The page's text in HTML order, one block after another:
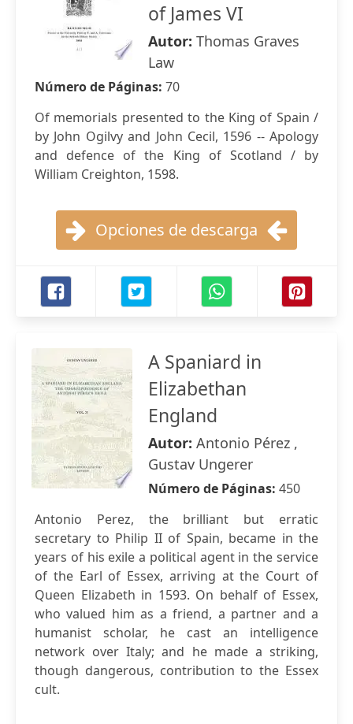
of James VI
Autor: Thomas Graves
Law
Número de Páginas: 70
Of memorials presented to the King of Spain /
by John Ogilvy and John Cecil, 1596 -- Apology
and defence of the King of Scotland / by
William Creighton, 1598.
Opciones de descarga
A Spaniard in
Elizabethan
England
Autor: Antonio Pérez ,
Gustav Ungerer
Número de Páginas: 450
Antonio Perez, the brilliant but erratic
secretary to Philip II of Spain, became in the
years of his exile a political agent in the service
of the Earl of Essex, arriving at the Court of
Queen Elizabeth in 1593. On behalf of Essex,
who valued him as a friend, a partner and a
humanist scholar, he cast an intelligence
network over Italy; and he made a striking,
though dangerous, contribution to the Essex
cult.